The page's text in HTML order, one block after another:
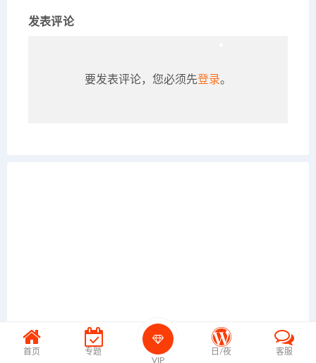
发表评论
要发表评论，您必须先登录。
首页
专题
VIP
日/夜 客服